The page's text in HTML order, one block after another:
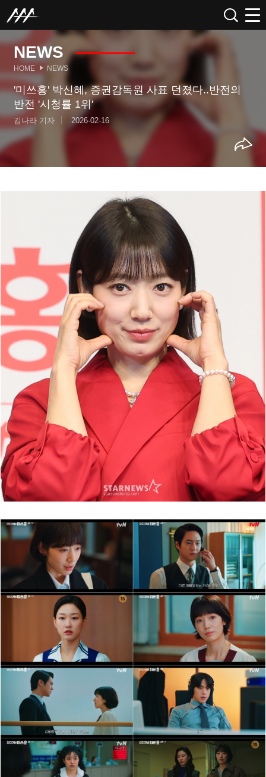
NEWS
HOME NEWS
'미쓰홍' 박신혜, 증권감독원 사표 던졌다..반전의
반전 '시청률 1위'
김나라 기자 2026-02-16